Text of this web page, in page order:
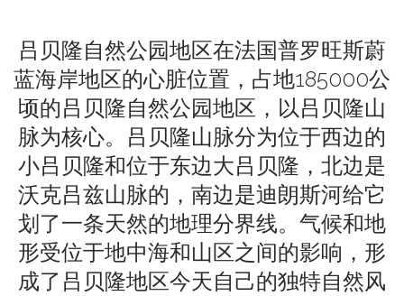
吕贝隆自然公园地区在法国普罗旺斯蔚
蓝海岸地区的心脏位置，占地185000公
顷的吕贝隆自然公园地区，以吕贝隆山
脉为核心。吕贝隆山脉分为位于西边的
小吕贝隆和位于东边大吕贝隆，北边是
沃克吕兹山脉的，南边是迪朗斯河给它
划了一条天然的地理分界线。气候和地
形受位于地中海和山区之间的影响，形
成了吕贝隆地区今天自己的独特自然风